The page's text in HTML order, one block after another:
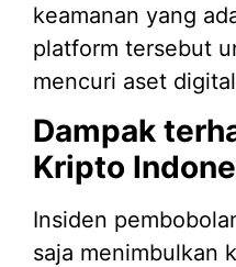
keamanan yang
platform tersebut
mencuri aset
Dampak
Kripto
Insiden
saja menimbulkan